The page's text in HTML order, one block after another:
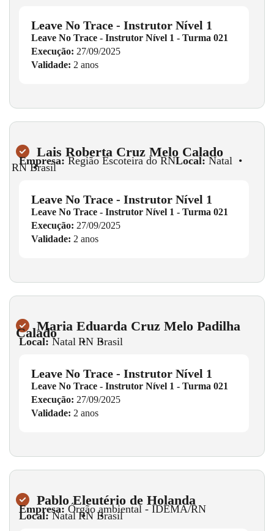
Leave No Trace - Instrutor Nível 1
Leave No Trace - Instrutor Nível 1 - Turma 021
Execução: 27/09/2025
Validade: 2 anos
Lais Roberta Cruz Melo Calado
Empresa: Região Escoteira do RNLocal: Natal •
RN•
Brasil
Leave No Trace - Instrutor Nível 1
Leave No Trace - Instrutor Nível 1 - Turma 021
Execução: 27/09/2025
Validade: 2 anos
Maria Eduarda Cruz Melo Padilha
Calado
Local: Natal •
RN •
Brasil
Leave No Trace - Instrutor Nível 1
Leave No Trace - Instrutor Nível 1 - Turma 021
Execução: 27/09/2025
Validade: 2 anos
Pablo Eleutério de Holanda
Empresa: Órgão ambiental - IDEMA/RN
Local:Natal•
RN•
Brasil